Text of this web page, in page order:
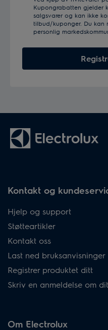
Kupongrabatten gjelder
salgsvarer og kan ikke
tilbud/kuponger. Du kan
personlig
Kontakt og
Hjelp og support
Støtteartikler
Kontakt oss
Last ned bruksanvisninger
Registrer produktet ditt
Skriv en anmeldelse om
Om Electrolux